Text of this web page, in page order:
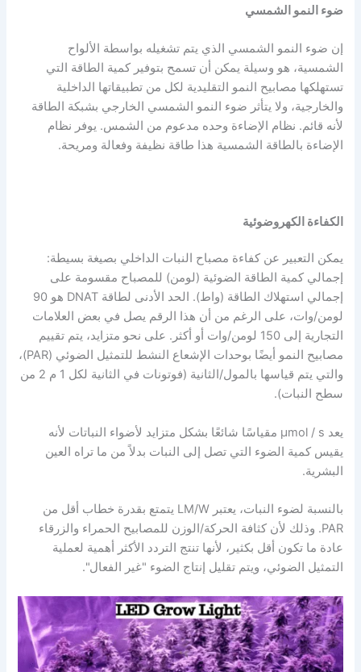
ضوء النمو الشمسي
إن ضوء النمو الشمسي الذي يتم تشغيله بواسطة الألواح
الشمسية، هو وسيلة يمكن أن تسمح بتوفير كمية الطاقة التي
تستهلكها مصابيح النمو التقليدية لكل من تطبيقاتها الداخلية
والخارجية، ولا يتأثر ضوء النمو الشمسي الخارجي بشبكة الطاقة
لأنه قائم. نظام الإضاءة وحده مدعوم من الشمس. يوفر نظام
الإضاءة بالطاقة الشمسية هذا طاقة نظيفة وفعالة ومريحة.
الكفاءة الكهروضوئية
يمكن التعبير عن كفاءة مصباح النبات الداخلي بصيغة بسيطة:
إجمالي كمية الطاقة الضوئية (لومن) للمصباح مقسومة على
إجمالي استهلاك الطاقة (واط). الحد الأدنى لطاقة DNAT هو 90
لومن/وات، على الرغم من أن هذا الرقم يصل في بعض العلامات
التجارية إلى 150 لومن/وات أو أكثر. على نحو متزايد، يتم تقييم
مصابيح النمو أيضًا بوحدات الإشعاع النشط للتمثيل الضوئي (PAR)،
والتي يتم قياسها بالمول/الثانية (فوتونات في الثانية لكل 1 م 2 من
سطح النبات).
يعد μmol / s مقياسًا شائعًا بشكل متزايد لأضواء النباتات لأنه
يقيس كمية الضوء التي تصل إلى النبات بدلاً من ما تراه العين
البشرية.
بالنسبة لضوء النبات، يعتبر LM/W يتمتع بقدرة خطاب أقل من
PAR. وذلك لأن كثافة الحركة/الوزن للمصابيح الحمراء والزرقاء
عادة ما تكون أقل بكثير، لأنها تنتج التردد الأكثر أهمية لعملية
التمثيل الضوئي، ويتم تقليل إنتاج الضوء "غير الفعال".